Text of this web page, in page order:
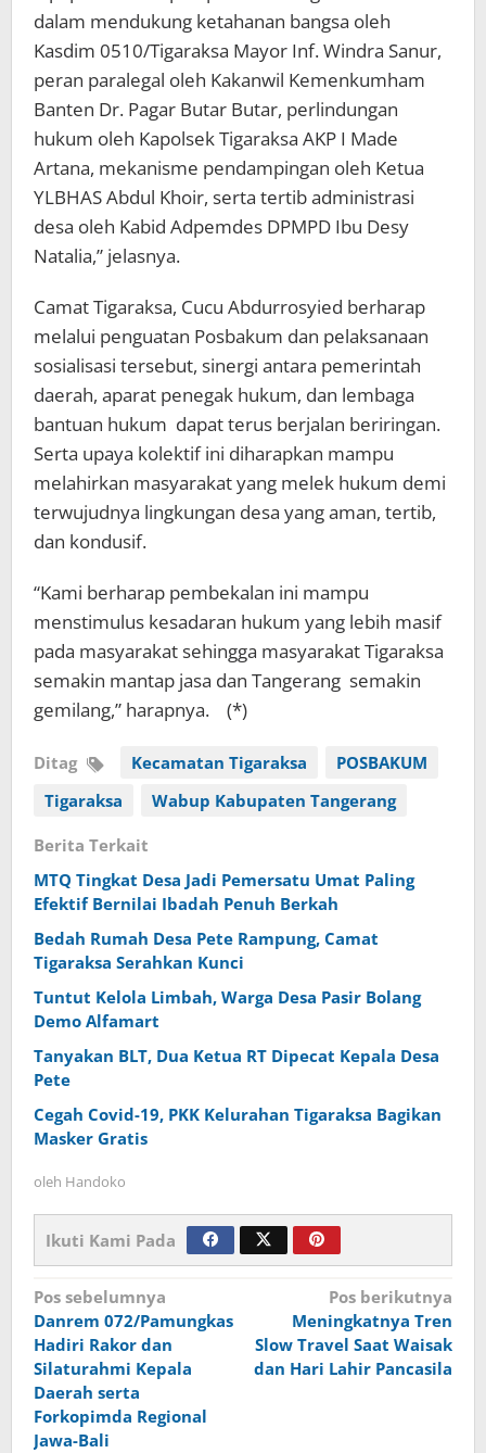
dalam mendukung ketahanan bangsa oleh
Kasdim 0510/Tigaraksa Mayor Inf. Windra Sanur,
peran paralegal oleh Kakanwil Kemenkumham
Banten Dr. Pagar Butar Butar, perlindungan
hukum oleh Kapolsek Tigaraksa AKP I Made
Artana, mekanisme pendampingan oleh Ketua
YLBHAS Abdul Khoir, serta tertib administrasi
desa oleh Kabid Adpemdes DPMPD Ibu Desy
Natalia,” jelasnya.
Camat Tigaraksa, Cucu Abdurrosyied berharap
melalui penguatan Posbakum dan pelaksanaan
sosialisasi tersebut, sinergi antara pemerintah
daerah, aparat penegak hukum, dan lembaga
bantuan hukum dapat terus berjalan beriringan.
Serta upaya kolektif ini diharapkan mampu
melahirkan masyarakat yang melek hukum demi
terwujudnya lingkungan desa yang aman, tertib,
dan kondusif.
“Kami berharap pembekalan ini mampu
menstimulus kesadaran hukum yang lebih masif
pada masyarakat sehingga masyarakat Tigaraksa
semakin mantap jasa dan Tangerang semakin
gemilang,” harapnya. (*)
Ditag Kecamatan Tigaraksa
POSBAKUM
Tigaraksa
Wabup Kabupaten Tangerang
Berita Terkait
MTQ Tingkat Desa Jadi Pemersatu Umat Paling
Efektif Bernilai Ibadah Penuh Berkah
Bedah Rumah Desa Pete Rampung, Camat
Tigaraksa Serahkan Kunci
Tuntut Kelola Limbah, Warga Desa Pasir Bolang
Demo Alfamart
Tanyakan BLT, Dua Ketua RT Dipecat Kepala Desa
Pete
Cegah Covid-19, PKK Kelurahan Tigaraksa Bagikan
Masker Gratis
oleh Handoko
Ikuti Kami Pada
Navigasi
pos
Pos sebelumnya
Danrem 072/Pamungkas
Hadiri Rakor dan
Silaturahmi Kepala
Daerah serta
Forkopimda Regional
Jawa-Bali
Pos berikutnya
Meningkatnya Tren
Slow Travel Saat Waisak
dan Hari Lahir Pancasila